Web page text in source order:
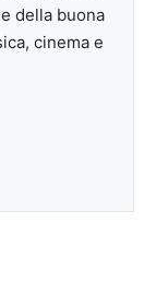
della buona
cinema e